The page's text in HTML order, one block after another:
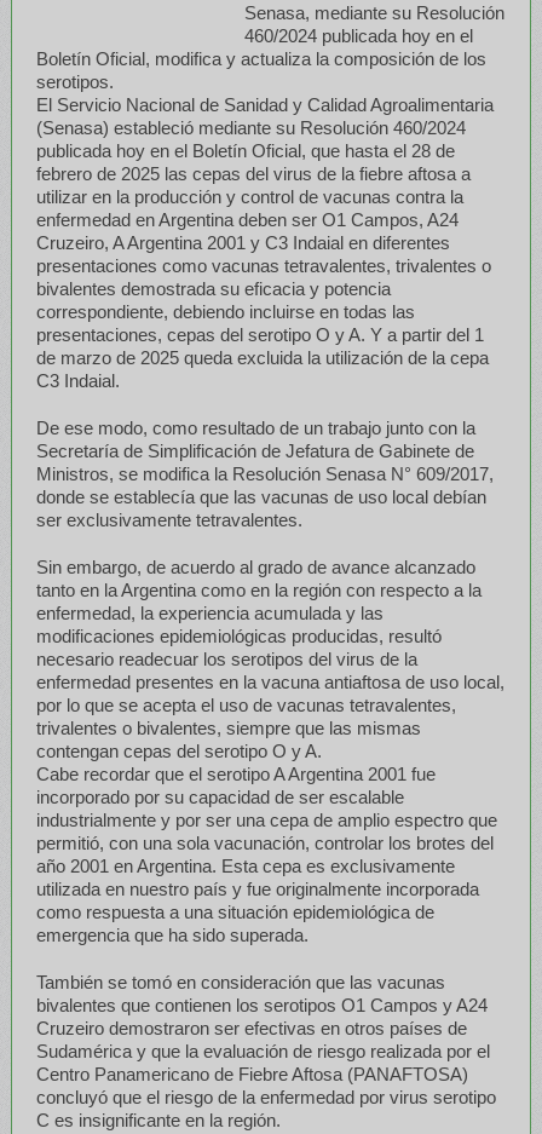
Senasa, mediante su Resolución
460/2024 publicada hoy en el
Boletín Oficial, modifica y actualiza la composición de los
serotipos.
El Servicio Nacional de Sanidad y Calidad Agroalimentaria
(Senasa) estableció mediante su Resolución 460/2024
publicada hoy en el Boletín Oficial, que hasta el 28 de
febrero de 2025 las cepas del virus de la fiebre aftosa a
utilizar en la producción y control de vacunas contra la
enfermedad en Argentinadeben ser O1 Campos, A24
Cruzeiro, A Argentina 2001 y C3 Indaial en diferentes
presentaciones como vacunas tetravalentes, trivalentes o
bivalentes demostrada su eficacia y potencia
correspondiente, debiendo incluirse en todas las
presentaciones, cepas del serotipo O y A. Y a partir del 1
de marzo de 2025 queda excluida la utilización de la cepa
C3 Indaial.
De ese modo, como resultado de un trabajo junto con la
Secretaría de Simplificación de Jefatura de Gabinete de
Ministros, se modifica la Resolución Senasa N° 609/2017,
donde se establecía que las vacunas de uso local debían
ser exclusivamente tetravalentes.
Sin embargo, de acuerdo al grado de avance alcanzado
tanto en la Argentina como en la región con respecto a la
enfermedad, la experiencia acumulada y las
modificaciones epidemiológicas producidas, resultó
necesario readecuar los serotipos del virus de la
enfermedad presentes en la vacuna antiaftosa de uso local,
por lo que se acepta el uso de vacunas tetravalentes,
trivalentes o bivalentes, siempre que las mismas
contengan cepas del serotipo O y A.
Cabe recordar que el serotipo A Argentina 2001 fue
incorporado por su capacidad de ser escalable
industrialmente y por ser una cepa de amplio espectro que
permitió, con una sola vacunación, controlar los brotes del
año 2001 en Argentina. Esta cepa es exclusivamente
utilizada en nuestro país y fue originalmente incorporada
como respuesta a una situación epidemiológica de
emergencia que ha sido superada.
También se tomó en consideración que las vacunas
bivalentes que contienen los serotipos O1 Campos y A24
Cruzeiro demostraron ser efectivas en otros países de
Sudamérica y que la evaluación de riesgo realizada por el
Centro Panamericano de Fiebre Aftosa (PANAFTOSA)
concluyó que el riesgo de la enfermedad por virus serotipo
C es insignificante en la región.